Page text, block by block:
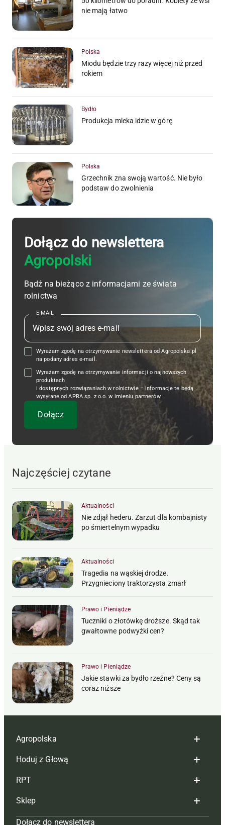
nie mają łatwo
Polska
Miodu będzie trzy razy więcej niż przed
rokiem
Bydło
Produkcja mleka idzie w górę
Polska
Grzechnik zna swoją wartość. Nie było
podstaw do zwolnienia
Dołącz do newslettera
Agropolski
Bądź na bieżąco z informacjami ze świata
rolnictwa
E-MAIL
Wyrażam zgodę na otrzymywanie newslettera od Agropolska.pl
na podany adres e-mail.
Wyrażam zgodę na otrzymywanie informacji o najnowszych
produktach
i dostępnych rozwiązaniach w rolnictwie – informacje te będą
wysyłane od APRA sp. z o.o. w imieniu partnerów.
Najczęściej czytane
Aktualności
Nie zdjął hederu. Zarzut dla kombajnisty
po śmiertelnym wypadku
Aktualności
Tragedia na wąskiej drodze.
Przygnieciony traktorzysta zmarł
Prawo i Pieniądze
Tuczniki o złotówkę droższe. Skąd tak
gwałtowne podwyżki cen?
Prawo i Pieniądze
Jakie stawki za bydło rzeźne? Ceny są
coraz niższe
Agropolska
Redakcja
Reklama
Tagi
Mapa serwisu
Hoduj z Głową
Hoduj z głową bydło
Hoduj z głową świnie
RPT
Redakcja
Sklep
Dołącz do newslettera